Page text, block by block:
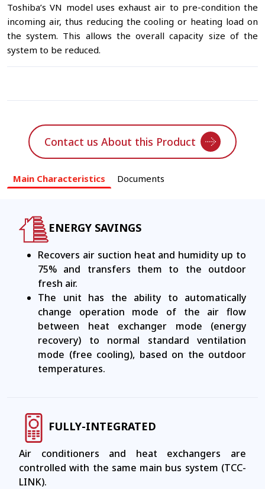
Toshiba’s VN model uses exhaust air to pre-condition the
incoming air, thus reducing the cooling or heating load on
the system. This allows the overall capacity size of the
system to be reduced.
Contact us About this Product
Main Characteristics Documents
ENERGY SAVINGS
Recovers air suction heat and humidity up to
75% and transfers them to the outdoor
fresh air.
The unit has the ability to automatically
change operation mode of the air flow
between heat exchanger mode (energy
recovery) to normal standard ventilation
mode (free cooling), based on the outdoor
temperatures.
FULLY-INTEGRATED
Air conditioners and heat exchangers are
controlled with the same main bus system (TCC-
LINK).